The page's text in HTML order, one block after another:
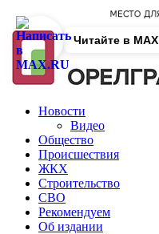
Новости
Видео
Общество
Происшествия
ЖКХ
Строительство
СВО
Рекомендуем
Об издании
Читайте в MAX